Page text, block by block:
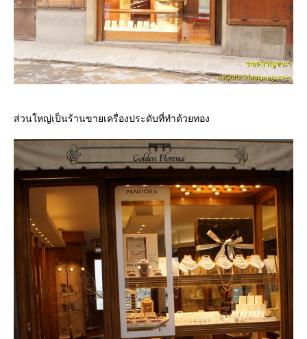
ส่วนใหญ่เป็นร้านขายเครื่องประดับที่ทำด้วยทอง